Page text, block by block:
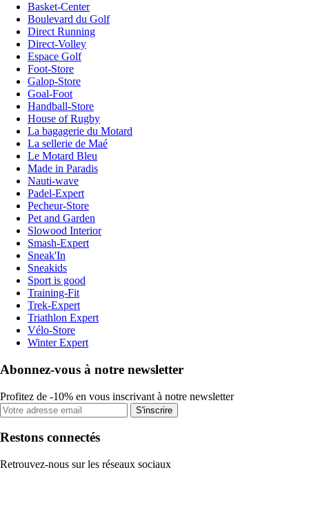
Basket-Center
Boulevard du Golf
Direct Running
Direct-Volley
Espace Golf
Foot-Store
Galop-Store
Goal-Foot
Handball-Store
House of Rugby
La bagagerie du Motard
La sellerie de Maé
Le Motard Bleu
Made in Paradis
Nauti-wave
Padel-Expert
Pecheur-Store
Pet and Garden
Slowood Interior
Smash-Expert
Sneak'In
Sneakids
Sport is good
Training-Fit
Trek-Expert
Triathlon Expert
Vélo-Store
Winter Expert
Abonnez-vous à notre newsletter
Profitez de -10% en vous inscrivant à notre newsletter
S'inscrire
Restons connectés
Retrouvez-nous sur les réseaux sociaux